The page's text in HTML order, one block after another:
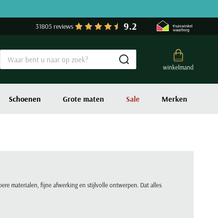
31805 reviews 9.2
winkelmand
Submit search
Schoenen Grote maten Sale Merken
materialen, fijne afwerking en stijlvolle ontwerpen. Dat alles